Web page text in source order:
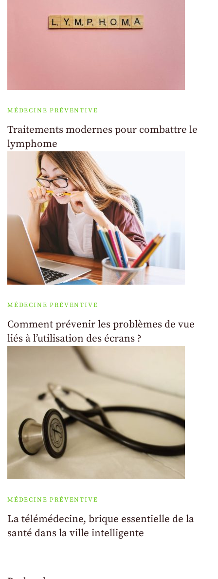
MÉDECINE PRÉVENTIVE
Traitements modernes pour combattre le
lymphome
MÉDECINE PRÉVENTIVE
Comment prévenir les problèmes de vue
liés à l’utilisation des écrans ?
MÉDECINE PRÉVENTIVE
La télémédecine, brique essentielle de la
santé dans la ville intelligente